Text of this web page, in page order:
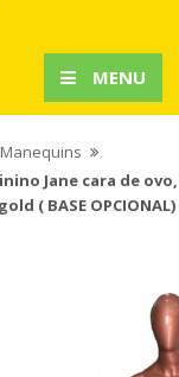
MENU
Manequins
Jane cara de
( BASE OPCIONAL)